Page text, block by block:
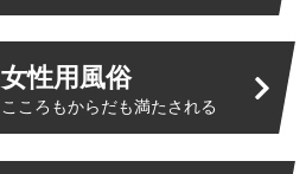
女性用風俗
こころもからだも満たされる